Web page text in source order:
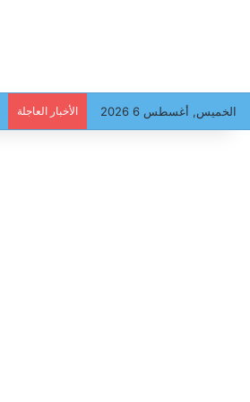
الخميس, أغسطس 6 2026 الأخبار العاجلة